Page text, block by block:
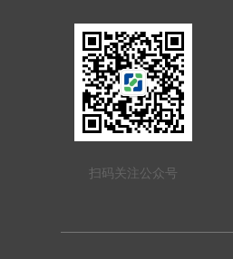
扫码关注公众号